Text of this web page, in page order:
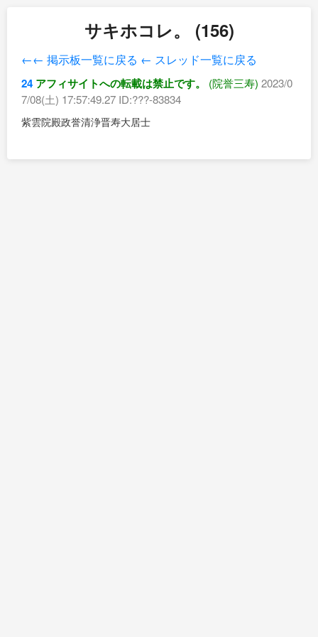
サキホコレ。 (156)
←← 掲示板一覧に戻る ← スレッド一覧に戻る
24 アフィサイトへの転載は禁止です。 (院誉三寿) 2023/0
7/08(土) 17:57:49.27 ID:???-83834
紫雲院殿政誉清浄晋寿大居士